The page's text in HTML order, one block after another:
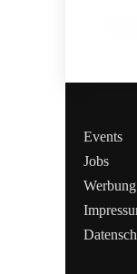
Events
Jobs
Werbung